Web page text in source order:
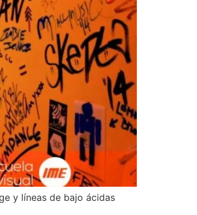
y líneas de bajo ácidas